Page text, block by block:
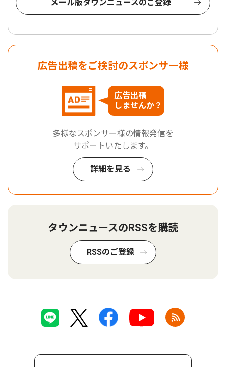
メール版タウンニュースのご登録
広告出稿をご検討のスポンサー様
広告出稿
しませんか？
多様なスポンサー様の情報発信を
サポートいたします。
詳細を見る
タウンニュースのRSSを購読
RSSのご登録